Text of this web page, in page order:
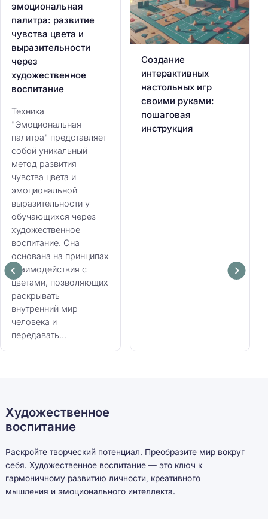
эмоциональная
палитра: развитие
чувства цвета и
выразительности
через
художественное
воспитание
Техника
"Эмоциональная
палитра" представляет
собой уникальный
метод развития
чувства цвета и
эмоциональной
выразительности у
обучающихся через
художественное
воспитание. Она
основана на принципах
взаимодействия с
цветами, позволяющих
раскрывать
внутренний мир
человека и
передавать...
Создание
интерактивных
настольных игр
своими руками:
пошаговая
инструкция
Художественное
воспитание
Раскройте творческий потенциал. Преобразите мир вокруг
себя. Художественное воспитание — это ключ к
гармоничному развитию личности, креативного
мышления и эмоционального интеллекта.